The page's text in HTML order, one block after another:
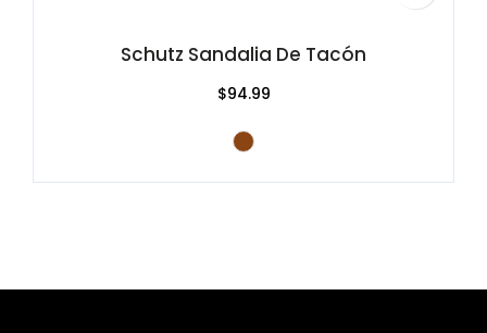
Schutz Sandalia De Tacón
$94.99